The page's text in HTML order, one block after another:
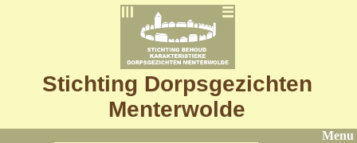
Stichting Dorpsgezichten
Menterwolde
Menu